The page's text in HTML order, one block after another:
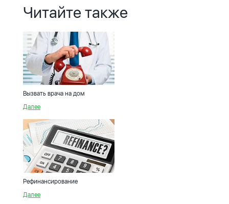
Читайте также
Вызвать врача на дом
Далее
Рефинансирование
Далее